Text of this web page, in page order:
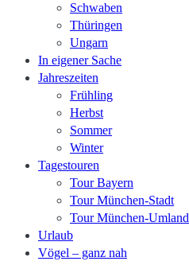
Schwaben
Thüringen
Ungarn
In eigener Sache
Jahreszeiten
Frühling
Herbst
Sommer
Winter
Tagestouren
Tour Bayern
Tour München-Stadt
Tour München-Umland
Urlaub
Vögel – ganz nah